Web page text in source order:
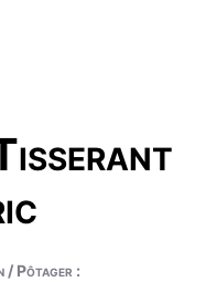
/ Pôtager :